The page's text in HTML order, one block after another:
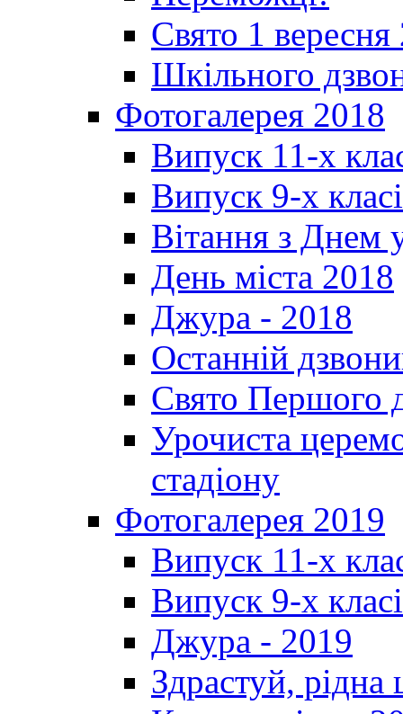
Свято 1 вересня
Шкільного
Фотогалерея 2018
Випуск 11-х
Випуск 9-х
Вітання з Днем
День міста 2018
Джура - 2018
Останній
Свято Першого
Урочиста
стадіону
Фотогалерея 2019
Випуск 11-х
Випуск 9-х
Джура - 2019
Здрастуй,